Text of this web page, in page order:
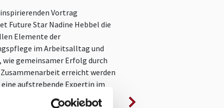
Vortrag
Future Star Nadine Hebbel die
Elemente der
im Arbeitsalltag und
wie gemeinsamer Erfolg durch
erreicht werden
eine aufstrebende Expertin im
Personal- und
kann zur Glückspille deines